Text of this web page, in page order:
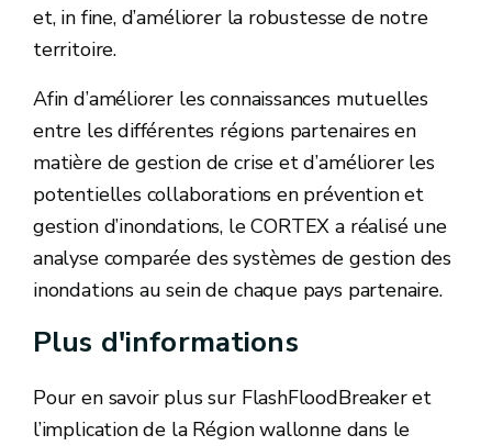
et, in fine, d’améliorer la robustesse de notre
territoire.
Afin d’améliorer les connaissances mutuelles
entre les différentes régions partenaires en
matière de gestion de crise et d’améliorer les
potentielles collaborations en prévention et
gestion d’inondations, le CORTEX a réalisé une
analyse comparée des systèmes de gestion des
inondations au sein de chaque pays partenaire.
Plus d'informations
Pour en savoir plus sur FlashFloodBreaker et
l’implication de la Région wallonne dans le